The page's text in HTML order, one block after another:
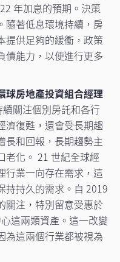
年加息的預期。決策
隨著低息環境持續，房
提供足夠的緩衝，政策
債能力，以便進行更多
球房地產投資組合經理
關注個別房託和各行
濟復甦，還會受長期趨
長和回報，長期趨勢主
老化。 21 世紀全球經
行業一向存在需求，這
持持久的需求。自 2019
關注，特別留意受惠於
這兩類資產。這一改變
為這兩個行業都被視為